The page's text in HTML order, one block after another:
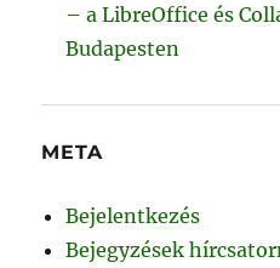
– a LibreOffice és
Budapesten
META
Bejelentkezés
Bejegyzések